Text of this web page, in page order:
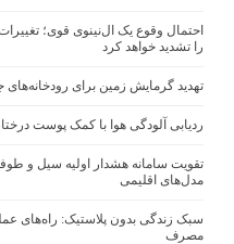
احتمال وقوع یک ال‌نینوی قوی؛
را تشدید خواهد کرد
تهدید گرمایش زمین برای رودخانه‌های
ردیابی آلودگی هوا با کمک پوست
تقویت سامانه هشدار اولیه سیل و
مدل‌های اقلیمی
سبک زندگی بدون پلاستیک: راه‌های
مصرف